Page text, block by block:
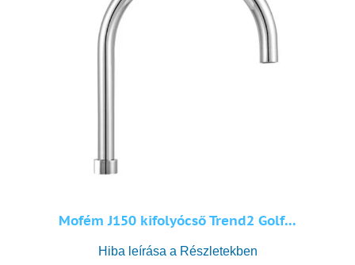
Mofém J150 kifolyócső Trend2 Golf...
Hiba leírása a Részletekben